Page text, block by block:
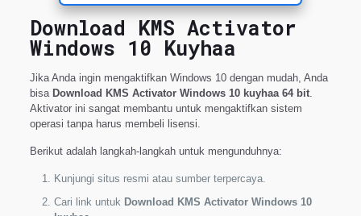
Download KMS Activator
Windows 10 Kuyhaa
Jika Anda ingin mengaktifkan Windows 10 dengan mudah, Anda
bisa Download KMS Activator Windows 10 kuyhaa 64 bit.
Aktivator ini sangat membantu untuk mengaktifkan sistem
operasi tanpa harus membeli lisensi.
Berikut adalah langkah-langkah untuk mengunduhnya:
Kunjungi situs resmi atau sumber terpercaya.
Cari link untuk Download KMS Activator Windows 10